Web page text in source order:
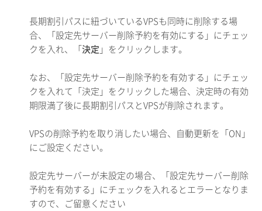
長期割引パスに紐づいているVPSも同時に削除する場
合、「設定先サーバー削除予約を有効にする」にチェッ
クを入れ、「決定 」をクリックします。
なお、「設定先サーバー削除予約を有効する」にチェッ
クを入れて「決定」をクリックした場合、決定時の有効
期限満了後に長期割引パスとVPSが削除されます。
VPSの削除予約を取り消したい場合、自動更新を「ON」
にご設定ください。
設定先サーバーが未設定の場合、「設定先サーバー削除
予約を有効する」にチェックを入れるとエラーとなりま
すので、ご留意ください